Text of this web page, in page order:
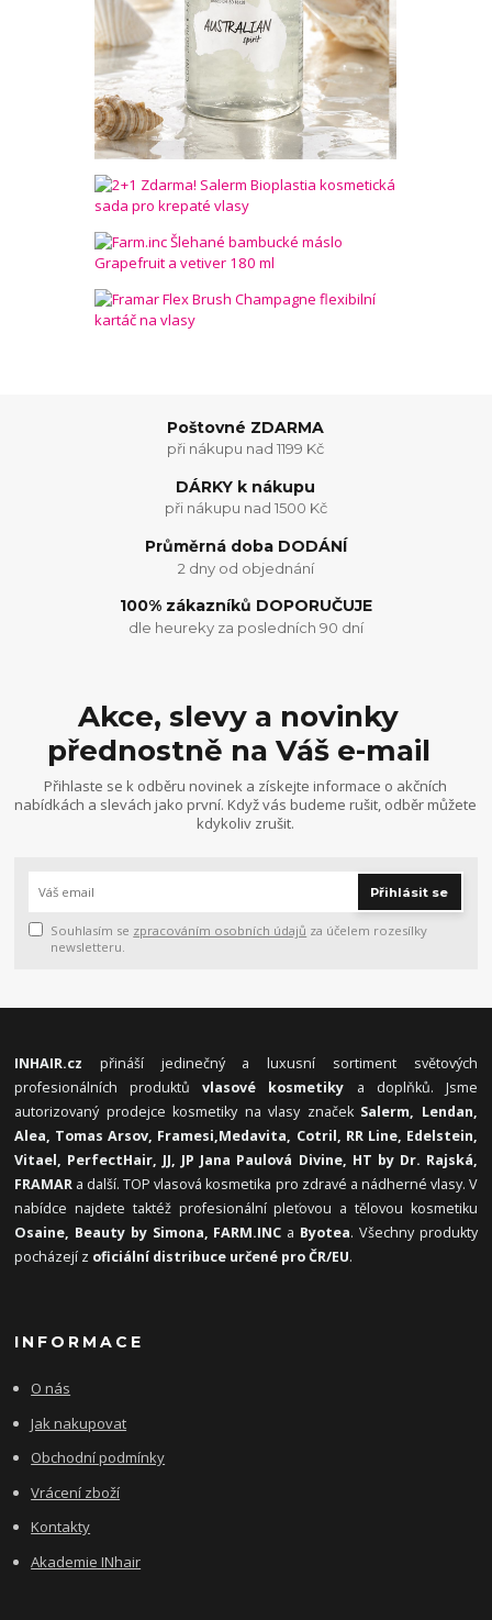
Poštovné ZDARMA
při nákupu nad 1199 Kč
DÁRKY k nákupu
při nákupu nad 1500 Kč
Průměrná doba DODÁNÍ
2 dny od objednání
100% zákazníků DOPORUČUJE
dle heureky za posledních 90 dní
Akce, slevy a novinky
přednostně na Váš e-mail
Přihlaste se k odběru novinek a získejte informace o akčních
nabídkách a slevách jako první. Když vás budeme rušit, odběr můžete
kdykoliv zrušit.
Přihlásit se
Souhlasím se zpracováním osobních údajů za účelem rozesílky
newsletteru.
INHAIR.cz přináší jedinečný a luxusní sortiment světových
profesionálních produktůvlasové kosmetiky a doplňků. Jsme
autorizovaný prodejce kosmetiky na vlasy značek Salerm, Lendan,
Alea, Tomas Arsov, Framesi,Medavita, Cotril, RR Line, Edelstein,
Vitael, PerfectHair, JJ, JP Jana Paulová Divine, HT by Dr. Rajská,
FRAMAR a další. TOP vlasová kosmetika pro zdravé a nádherné vlasy. V
nabídce najdete taktéž profesionální pleťovou a tělovou kosmetiku
Osaine, Beauty by Simona, FARM.INC a Byotea. Všechny produkty
pocházejí z oficiální distribuce určené pro ČR/EU.
INFORMACE
O nás
Jak nakupovat
Obchodní podmínky
Vrácení zboží
Kontakty
Akademie INhair